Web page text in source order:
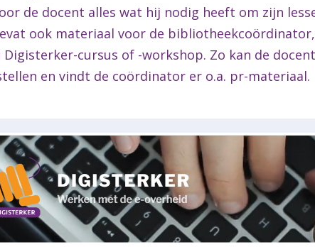
de docent alles wat hij nodig heeft om zijn
ook materiaal voor de
Digisterker-cursus of -workshop. Zo kan de
en vindt de coördinator er o.a. pr-materiaal.